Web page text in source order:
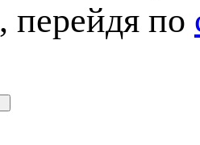
перейдя по